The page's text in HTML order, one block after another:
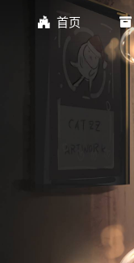
首页